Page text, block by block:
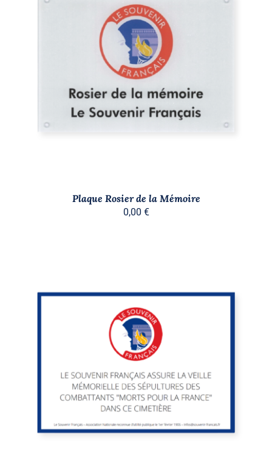
/
Plaque Rosier de la Mémoire
0,00 €
/
DÉTAILS